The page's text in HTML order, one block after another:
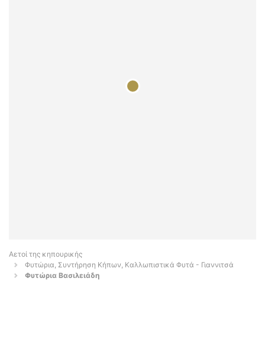
Αετοί της κηπουρικής
Φυτώρια, Συντήρηση Κήπων, Καλλωπιστικά Φυτά - Γιαννιτσά
Φυτώρια Βασιλειάδη